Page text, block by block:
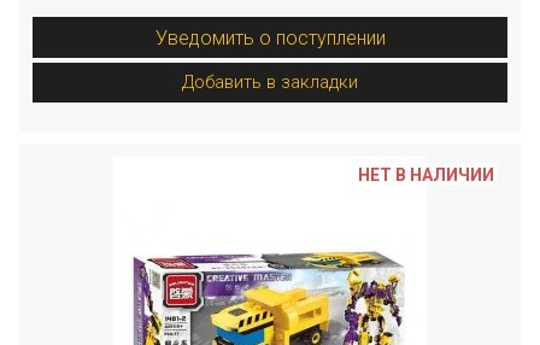
Уведомить о поступлении
Добавить в закладки
НЕТ В НАЛИЧИИ